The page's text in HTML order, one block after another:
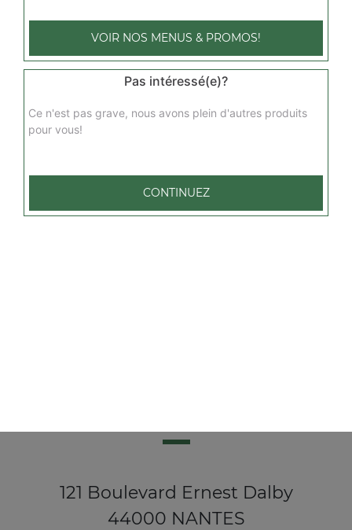
121 Boulevard Ernest Dalby
44000 NANTES
VOIR NOS MENUS & PROMOS!
Pas intéressé(e)?
Ce n'est pas grave, nous avons plein d'autres produits
pour vous!
CONTINUEZ